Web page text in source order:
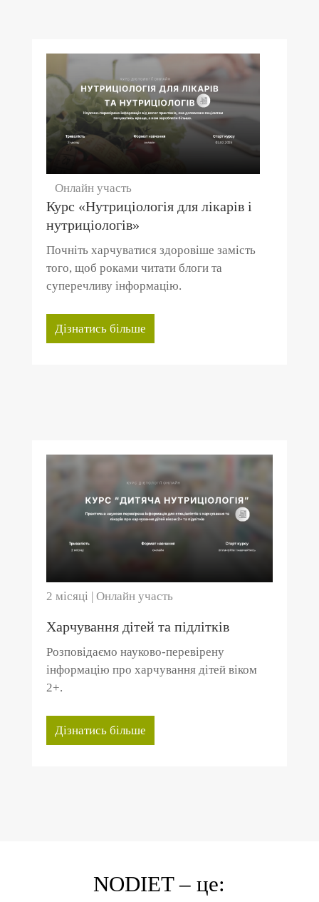
Онлайн участь
Курс «Нутриціологія для лікарів і
нутриціологів»
Почніть харчуватися здоровіше замість
того, щоб роками читати блоги та
суперечливу інформацію.
Дізнатись більше
2 місяці | Онлайн участь
Харчування дітей та підлітків
Розповідаємо науково-перевірену
інформацію про харчування дітей віком
2+.
Дізнатись більше
NODIET – це: